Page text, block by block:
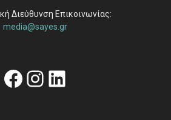
Διεύθυνση Επικοινωνίας:
media@sayes.gr
Facebook
Instagram
Linkedin